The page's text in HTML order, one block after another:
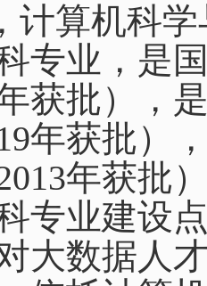
计算机科
专业，是
获批），
年获批）
年获批
专业建设
大数据人